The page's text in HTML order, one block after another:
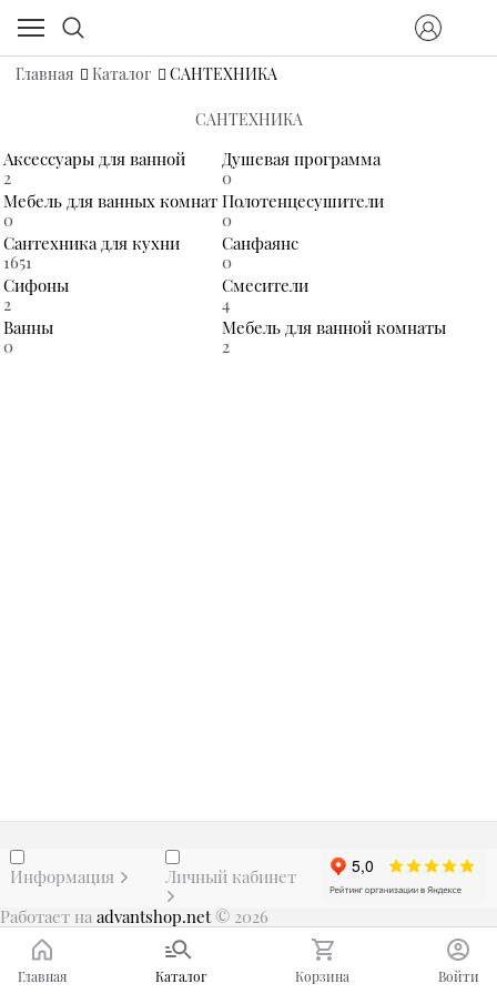
Главная Каталог САНТЕХНИКА
САНТЕХНИКА
Аксессуары для ванной
2
Душевая программа
0
Мебель для ванных комнат
0
Полотенцесушители
0
Сантехника для кухни
1651
Санфаянс
0
Сифоны
2
Смесители
4
Ванны
0
Мебель для ванной комнаты
2
Информация
Личный кабинет
Работает на advantshop.net © 2026
Главная Каталог Корзина Войти